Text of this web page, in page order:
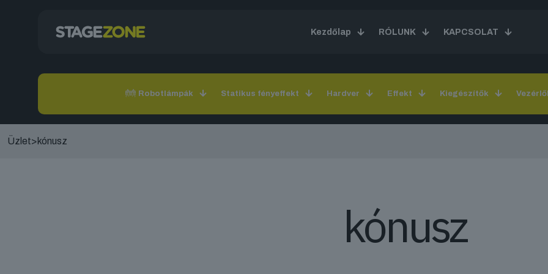
Kezdőlap RÓLUNK KAPCSOLAT
Robotlámpák Statikus fényeffekt Hardver Effekt Kiegészítők
Üzlet>kónusz
kónusz